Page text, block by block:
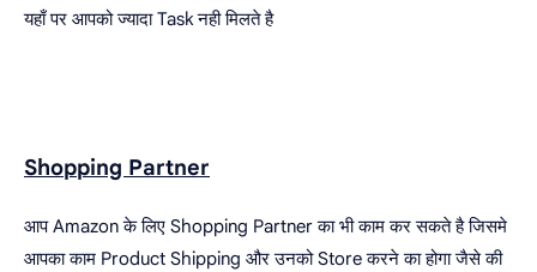
यहाँ पर आपको ज्यादा Task नही मिलते है
Shopping Partner
आप Amazon के लिए Shopping Partner का भी काम कर सकते है जिसमे
आपका काम Product Shipping और उनको Store करने का होगा जैसे की